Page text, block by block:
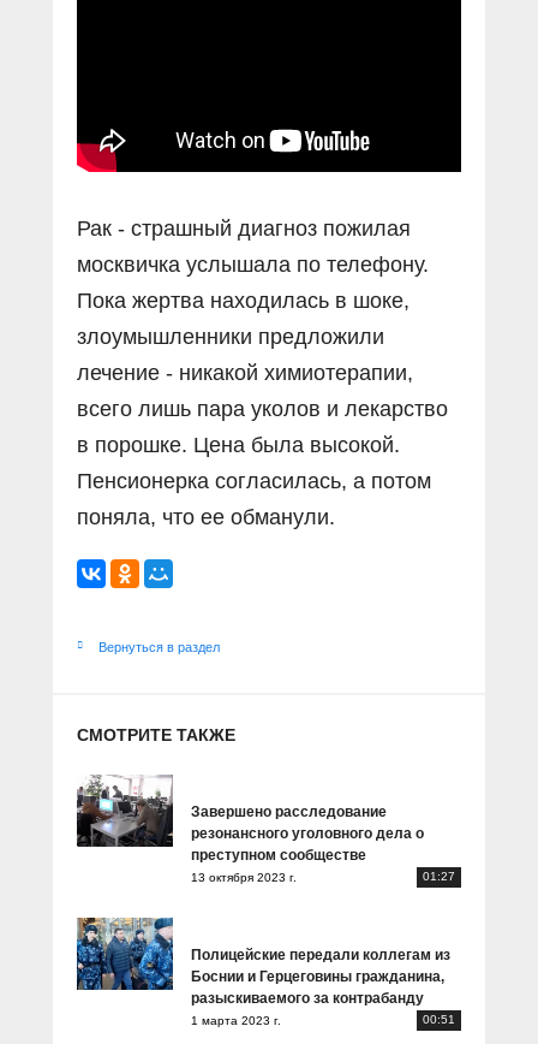
Вакансии
Рак - страшный диагноз пожилая
москвичка услышала по телефону.
Пока жертва находилась в шоке,
злоумышленники предложили
лечение - никакой химиотерапии,
всего лишь пара уколов и лекарство
в порошке. Цена была высокой.
Пенсионерка согласилась, а потом
поняла, что ее обманули.
Вернуться в раздел
СМОТРИТЕ ТАКЖЕ
Завершено расследование
резонансного уголовного дела о
преступном сообществе
13 октября 2023 г. 01:27
Полицейские передали коллегам из
Боснии и Герцеговины гражданина,
разыскиваемого за контрабанду
1 марта 2023 г. 00:51